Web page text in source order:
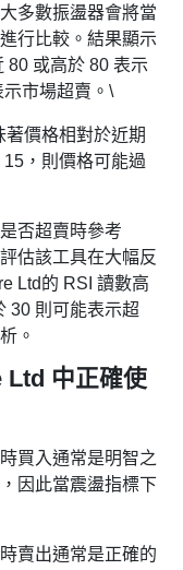
多數振盪器會將當
行比較。結果顯示
80 或高於 80 表示
市場超賣。\
價格相對於近期
，則價格可能過
否超賣時參考
估該工具在大幅反
Ltd的 RSI 讀數高
30 則可能表示超
。
中正確使
買入通常是明智之
因此當震盪指標下
賣出通常是正確的